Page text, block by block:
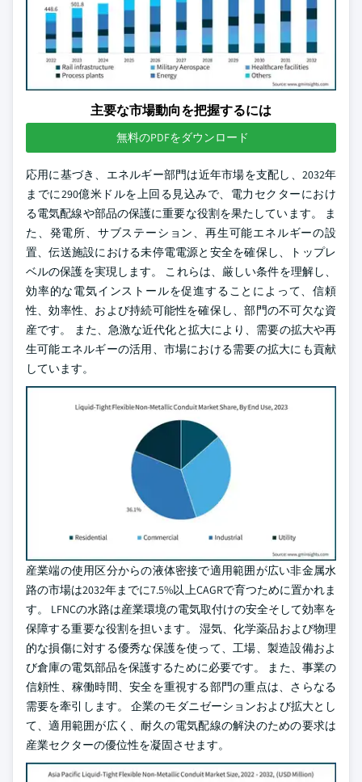
主要な市場動向を把握するには
無料のPDFをダウンロード
応用に基づき、エネルギー部門は近年市場を支配し、2032年
までに290億米ドルを上回る見込みで、電力セクターにおけ
る電気配線や部品の保護に重要な役割を果たしています。 ま
た、発電所、サブステーション、再生可能エネルギーの設
置、伝送施設における未停電電源と安全を確保し、トップレ
ベルの保護を実現します。 これらは、厳しい条件を理解し、
効率的な電気インストールを促進することによって、信頼
性、効率性、および持続可能性を確保し、部門の不可欠な資
産です。 また、急激な近代化と拡大により、需要の拡大や再
生可能エネルギーの活用、市場における需要の拡大にも貢献
しています。
産業端の使用区分からの液体密接で適用範囲が広い非金属水
路の市場は2032年までに7.5%以上CAGRで育つために置かれま
す。 LFNCの水路は産業環境の電気取付けの安全そして効率を
保障する重要な役割を担います。 湿気、化学薬品および物理
的な損傷に対する優秀な保護を使って、工場、製造設備およ
び倉庫の電気部品を保護するために必要です。 また、事業の
信頼性、稼働時間、安全を重視する部門の重点は、さらなる
需要を牽引します。 企業のモダニゼーションおよび拡大とし
て、適用範囲が広く、耐久の電気配線の解決のための要求は
産業セクターの優位性を凝固させます。